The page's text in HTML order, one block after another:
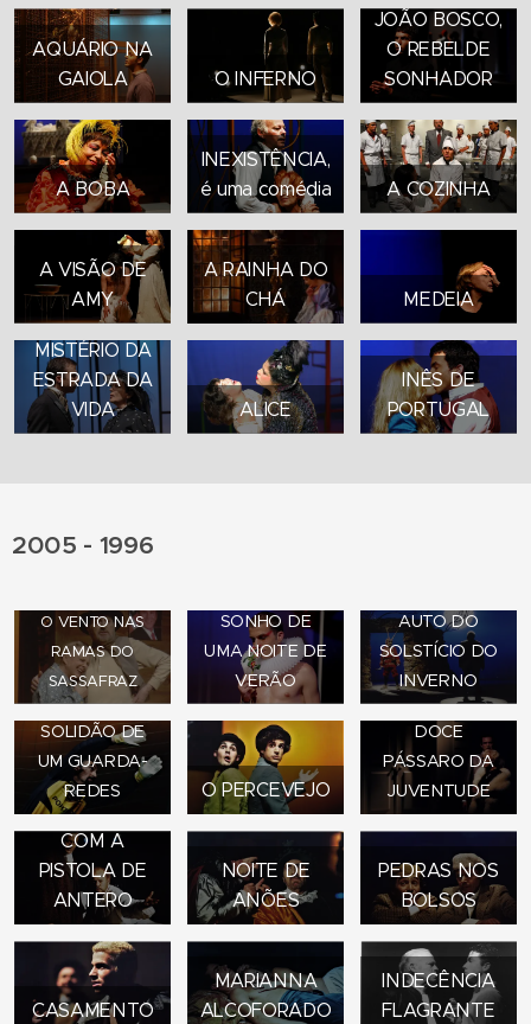
AQUÁRIO NA
GAIOLA
O INFERNO
JOÃO BOSCO,
O REBELDE
SONHADOR
A BOBA
INEXISTÊNCIA,
é uma comédia
A COZINHA
A VISÃO DE
AMY
A RAINHA DO
CHÁ
MEDEIA
QUEIROZ, O
MISTÉRIO DA
ESTRADA DA
VIDA
ALICE
INÊS DE
PORTUGAL
2005 - 1996
O VENTO NAS
RAMAS DO
SASSAFRAZ
SONHO DE
UMA NOITE DE
VERÃO
AUTO DO
SOLSTÍCIO DO
INVERNO
SOLIDÃO DE
UM GUARDA-
REDES
O PERCEVEJO
DOCE
PÁSSARO DA
JUVENTUDE
COM A
PISTOLA DE
ANTERO
NOITE DE
ANÕES
PEDRAS NOS
BOLSOS
CASAMENTO
MARIANNA
ALCOFORADO
INDECÊNCIA
FLAGRANTE